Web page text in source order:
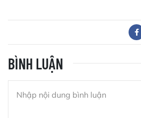
BÌNH LUẬN